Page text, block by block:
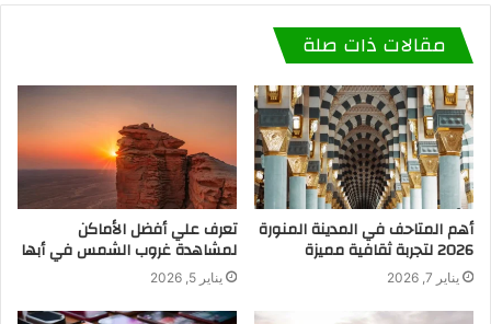
مقالات ذات صلة
أهم المتاحف في المدينة المنورة
2026 لتجربة ثقافية مميزة
يناير 7, 2026
تعرف علي أفضل الأماكن
لمشاهدة غروب الشمس في أبها
يناير 5, 2026